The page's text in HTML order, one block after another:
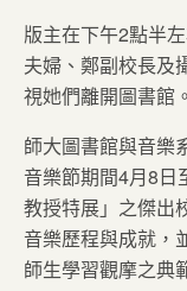
版主在下午2點半
夫婦、鄭副校長及
視她們離開圖書館。
師大圖書館與音樂
音樂節期間4月8
教授特展」之傑出
音樂歷程與成就，
師生學習觀摩之典